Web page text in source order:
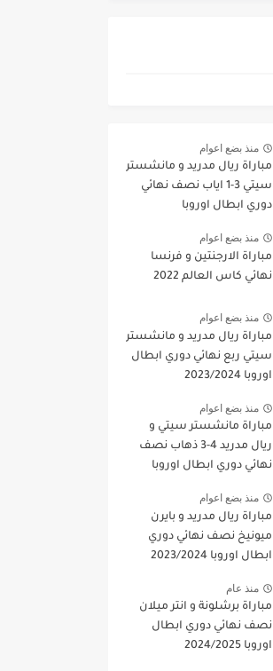
منذ بضع اعوام
مباراة ريال مدريد و مانشستر
سيتي 3-1 اياب نصف نهائي
دوري ابطال اوروبا
منذ بضع اعوام
مباراة الارجنتين و فرنسا
نهائي كاس العالم 2022
منذ بضع اعوام
مباراة ريال مدريد و مانشستر
سيتي ربع نهائي دوري ابطال
اوروبا 2023/2024
منذ بضع اعوام
مباراة مانشستر سيتي و
ريال مدريد 4-3 ذهاب نصف
نهائي دوري ابطال اوروبا
منذ بضع اعوام
مباراة ريال مدريد و بايرن
ميونيخ نصف نهائي دوري
ابطال اوروبا 2023/2024
منذ عام
مباراة برشلونة و انتر ميلان
نصف نهائي دوري ابطال
اوروبا 2024/2025